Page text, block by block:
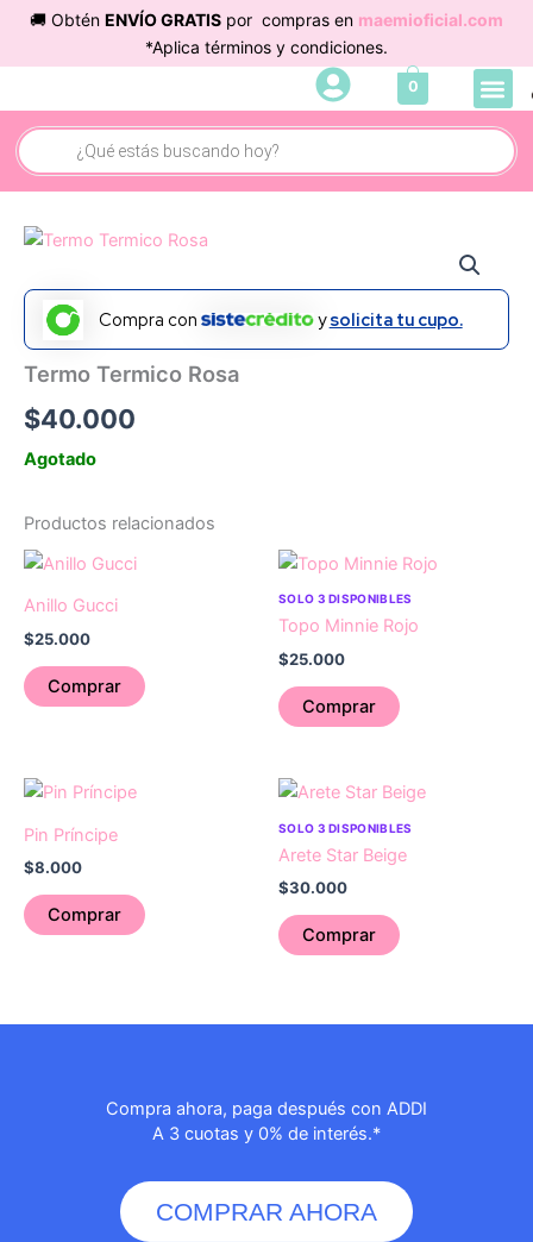
contenido
🚚 Obtén ENVÍO GRATIS por compras en maemioficial.com
*Aplica términos y condiciones.
0
Búsqueda
de
productos
Compra con ysolicita tu cupo.
Termo Termico Rosa
$40.000
Agotado
Productos relacionados
Anillo Gucci
$25.000
Comprar
SOLO 3 DISPONIBLES
Topo Minnie Rojo
$25.000
Comprar
Pin Príncipe
$8.000
Comprar
SOLO 3 DISPONIBLES
Arete Star Beige
$30.000
Comprar
Compra ahora, paga después con ADDI
A 3 cuotas y 0% de interés.*
COMPRAR AHORA